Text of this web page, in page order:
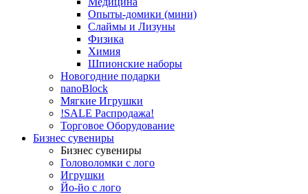
Опыты-домики (мини)
Слаймы и Лизуны
Физика
Химия
Шпионские наборы
Новогодние подарки
nanoBlock
Мягкие Игрушки
!SALE Распродажа!
Торговое Оборудование
Бизнес сувениры
Бизнес сувениры
Головоломки с лого
Игрушки
Йо-йо с лого